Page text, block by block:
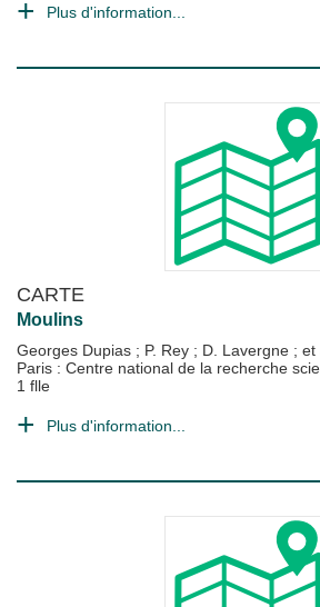
Plus d'information...
CARTE
Moulins
Georges Dupias ; P. Rey ; D. Lavergne ; et
Paris : Centre national de la recherche
1 flle
Plus d'information...